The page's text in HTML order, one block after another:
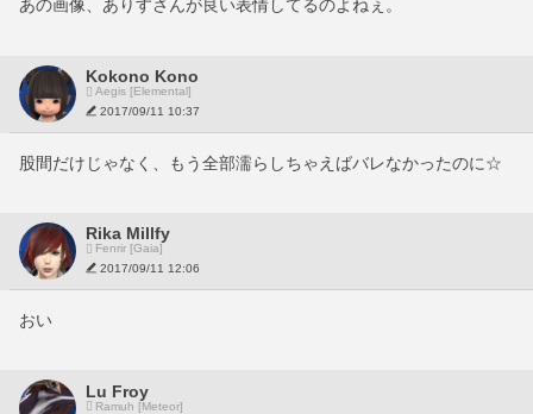
あの画像、ありすさんが良い表情してるのよねぇ。
Kokono Kono
Aegis [Elemental]
2017/09/11 10:37
股間だけじゃなく、もう全部濡らしちゃえばバレなかったのに☆
Rika Millfy
Fenrir [Gaia]
2017/09/11 12:06
おい
Lu Froy
Ramuh [Meteor]